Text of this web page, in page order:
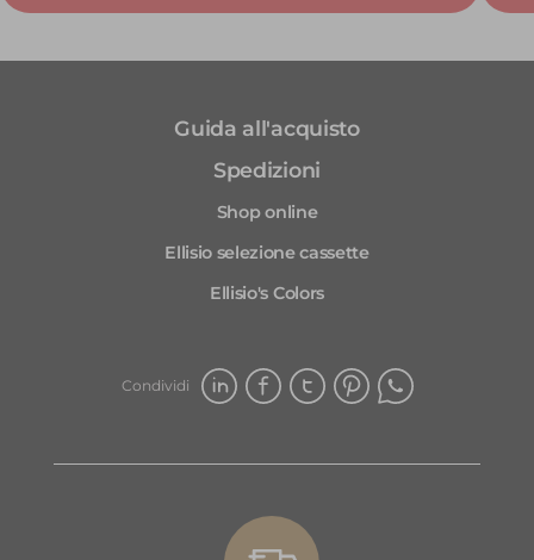
Guida all'acquisto
Spedizioni
Shop online
Ellisio selezione cassette
Ellisio's Colors
Condividi